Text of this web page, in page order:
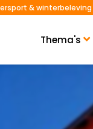
Thema's
& winterbeleving